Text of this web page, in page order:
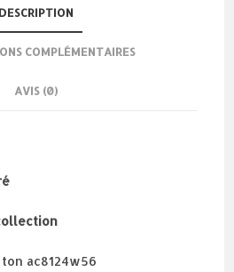
DESCRIPTION
COMPLÉMENTAIRES
AVIS (0)
ac8124w56